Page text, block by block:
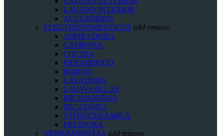
LAVADO INTERIOR
ACCESORIOS
ELECTRODOMESTICOS add remove
ASPIRADORA
CAMPANA
COCINA
FRIGORIFICO
HORNO
LAVADORA
LAVAVAJILLAS
MICROONDAS
SECADORA
VITROCERAMICA
FREIDORA
HERRAMIENTAS add remove